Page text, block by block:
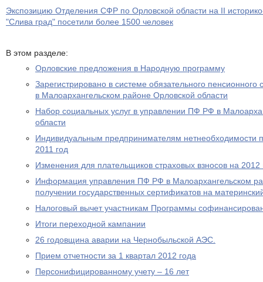
Экспозицию Отделения СФР по Орловской области на II
"Слива град" посетили более 1500 человек
В этом разделе:
Орловские предложения в Народную программу
Зарегистрировано в системе обязательного
в Малоархангельском районе Орловской области
Набор социальных услуг в управлении ПФ РФ в
области
Индивидуальным предпринимателям нетнеобходимости
2011 год
Изменения для плательщиков страховых взносов на 2012
Информация управления ПФ РФ в Малоархангельском
получении государственных сертификатов на
Налоговый вычет участникам Программы
Итоги переходной кампании
26 годовщина аварии на Чернобыльской АЭС.
Прием отчетности за 1 квартал 2012 года
Персонифицированному учету – 16 лет